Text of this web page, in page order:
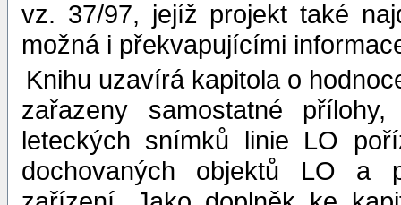
vz. 37/97, jejíž projekt také
možná i překvapujícími
Knihu uzavírá kapitola o
zařazeny samostatné
leteckých snímků linie LO
dochovaných objektů LO a